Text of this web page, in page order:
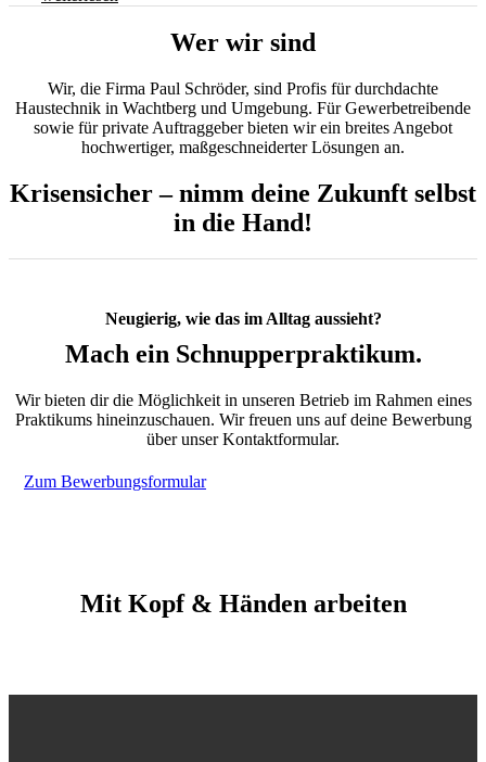
Wer wir sind
Wir, die Firma Paul Schröder, sind Profis für durchdachte
Haustechnik in Wachtberg und Umgebung. Für Gewerbetreibende
sowie für private Auftraggeber bieten wir ein breites Angebot
hochwertiger, maßgeschneiderter Lösungen an.
Krisensicher – nimm deine Zukunft selbst
in die Hand!
Neugierig, wie das im Alltag aussieht?
Mach ein Schnupperpraktikum.
Wir bieten dir die Möglichkeit in unseren Betrieb im Rahmen eines
Praktikums hineinzuschauen. Wir freuen uns auf deine Bewerbung
über unser Kontaktformular.
Zum Bewerbungsformular
Mit Kopf & Händen arbeiten